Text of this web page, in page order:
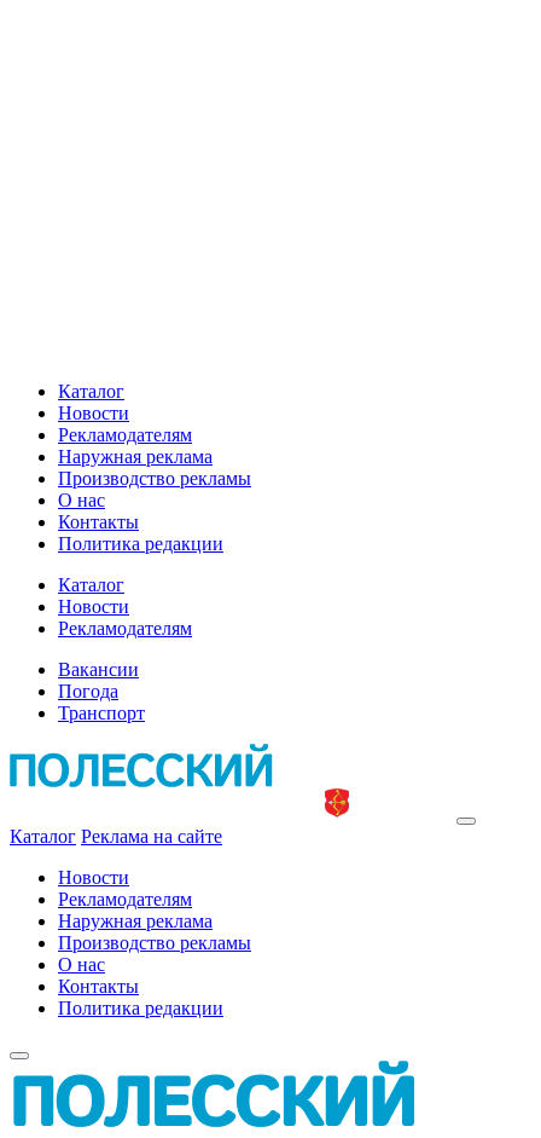
Каталог
Новости
Рекламодателям
Наружная реклама
Производство рекламы
О нас
Контакты
Политика редакции
Каталог
Новости
Рекламодателям
Вакансии
Погода
Транспорт
Каталог Реклама на сайте
Новости
Рекламодателям
Наружная реклама
Производство рекламы
О нас
Контакты
Политика редакции